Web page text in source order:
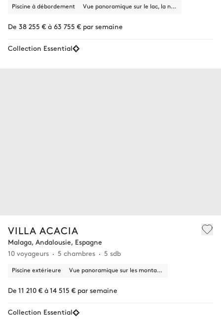
Piscine à débordement Vue panoramique sur le lac, la nature
De 38 255 € à 63 755 € par semaine
Collection Essential
VILLA ACACIA
Malaga, Andalousie, Espagne
10 voyageurs
5 chambres 5 sdb
Piscine extérieure Vue panoramique sur les montagnes, la nature
De 11 210 € à 14 515 € par semaine
Collection Essential